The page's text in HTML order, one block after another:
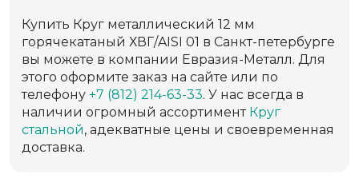
Купить Круг металлический 12 мм
горячекатаный ХВГ/AISI 01 в Санкт-петербурге
вы можете в компании Евразия-Металл. Для
этого оформите заказ на сайте или по
телефону +7 (812) 214-63-33. У нас всегда в
наличии огромный ассортимент Круг
стальной, адекватные цены и своевременная
доставка.